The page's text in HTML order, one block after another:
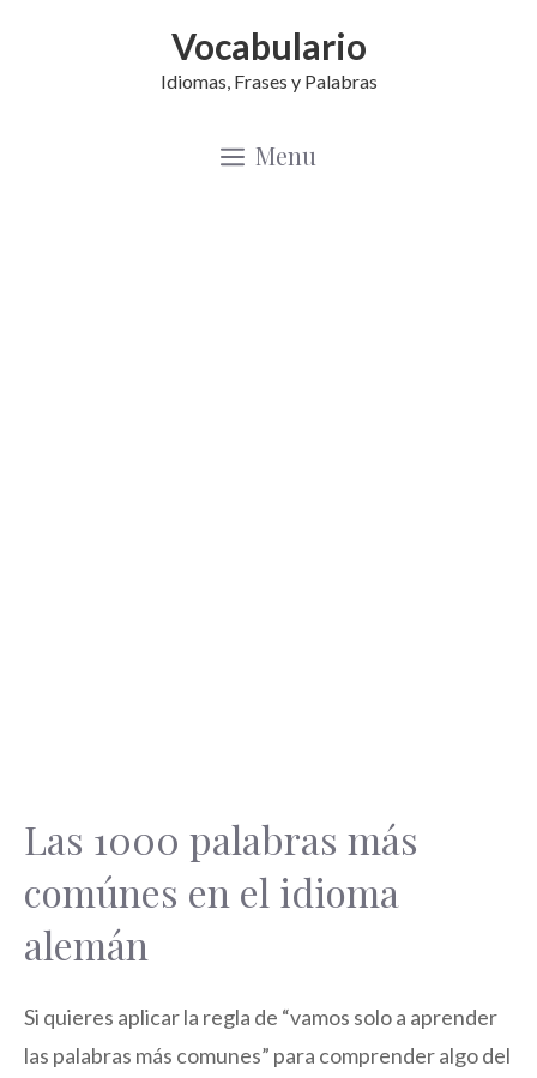
Vocabulario
Idiomas, Frases y Palabras
Menu
Las 1000 palabras más
comúnes en el idioma
alemán
Si quieres aplicar la regla de “vamos solo a aprender
las palabras más comunes” para comprender algo del